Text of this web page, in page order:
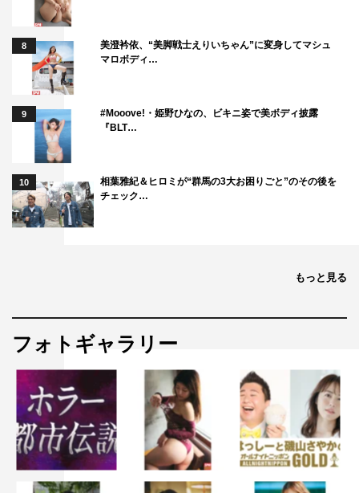
8
美澄衿依、“美脚戦士えりいちゃん”に変身してマシュ
マロボディ…
9
#Mooove!・姫野ひなの、ビキニ姿で美ボディ披露
『BLT…
10
相葉雅紀＆ヒロミが“群馬の3大お困りごと”のその後を
チェック…
もっと見る
フォトギャラリー